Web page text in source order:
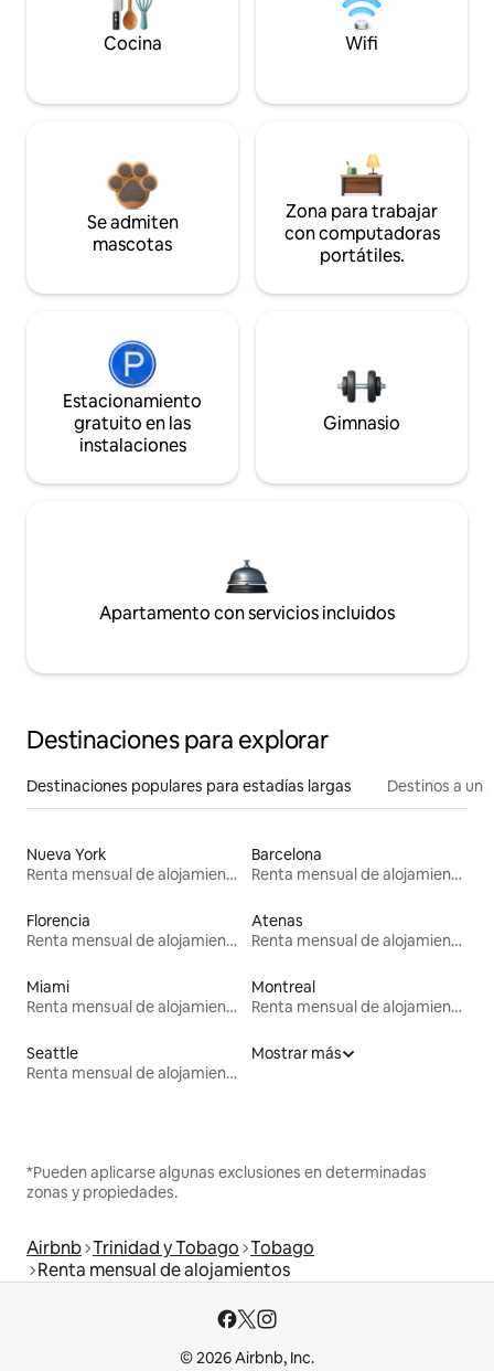
Cocina Wifi
Se admiten
mascotas
Zona para trabajar
con computadoras
portátiles.
Estacionamiento
gratuito en las
instalaciones
Gimnasio
Apartamento con servicios incluidos
Destinaciones para explorar
Destinaciones populares para estadías largas Destinos a un
Nueva York
Renta mensual de alojamientos
Barcelona
Renta mensual de alojamientos
Florencia
Renta mensual de alojamientos
Atenas
Renta mensual de alojamientos
Miami
Renta mensual de alojamientos
Montreal
Renta mensual de alojamientos
Seattle
Renta mensual de alojamientos
Mostrar más
*Pueden aplicarse algunas exclusiones en determinadas
zonas y propiedades.
Airbnb Trinidad y Tobago Tobago
Renta mensual de alojamientos
© 2026 Airbnb, Inc.